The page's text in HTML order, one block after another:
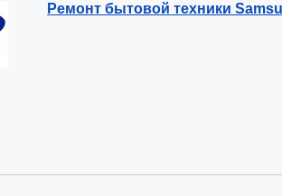
Ремонт бытовой техники